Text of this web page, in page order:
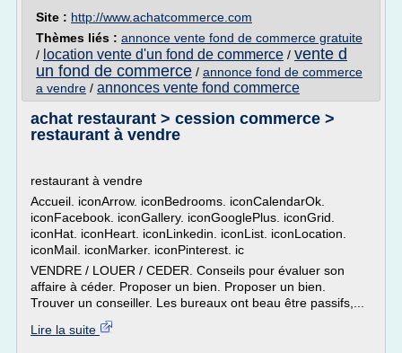
Site : http://www.achatcommerce.com
Thèmes liés : annonce vente fond de commerce gratuite
/ location vente d'un fond de commerce / vente d
un fond de commerce / annonce fond de commerce
a vendre / annonces vente fond commerce
achat restaurant > cession commerce >
restaurant à vendre
restaurant à vendre
Accueil. iconArrow. iconBedrooms. iconCalendarOk.
iconFacebook. iconGallery. iconGooglePlus. iconGrid.
iconHat. iconHeart. iconLinkedin. iconList. iconLocation.
iconMail. iconMarker. iconPinterest. ic
VENDRE / LOUER / CEDER. Conseils pour évaluer son
affaire à céder. Proposer un bien. Proposer un bien.
Trouver un conseiller. Les bureaux ont beau être passifs,...
Lire la suite